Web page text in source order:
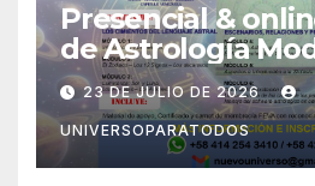
Presencial &
de Astrología
Profesional
Psicoastrología)
23 DE JULIO DE 2026
UNIVERSOPARATODOS